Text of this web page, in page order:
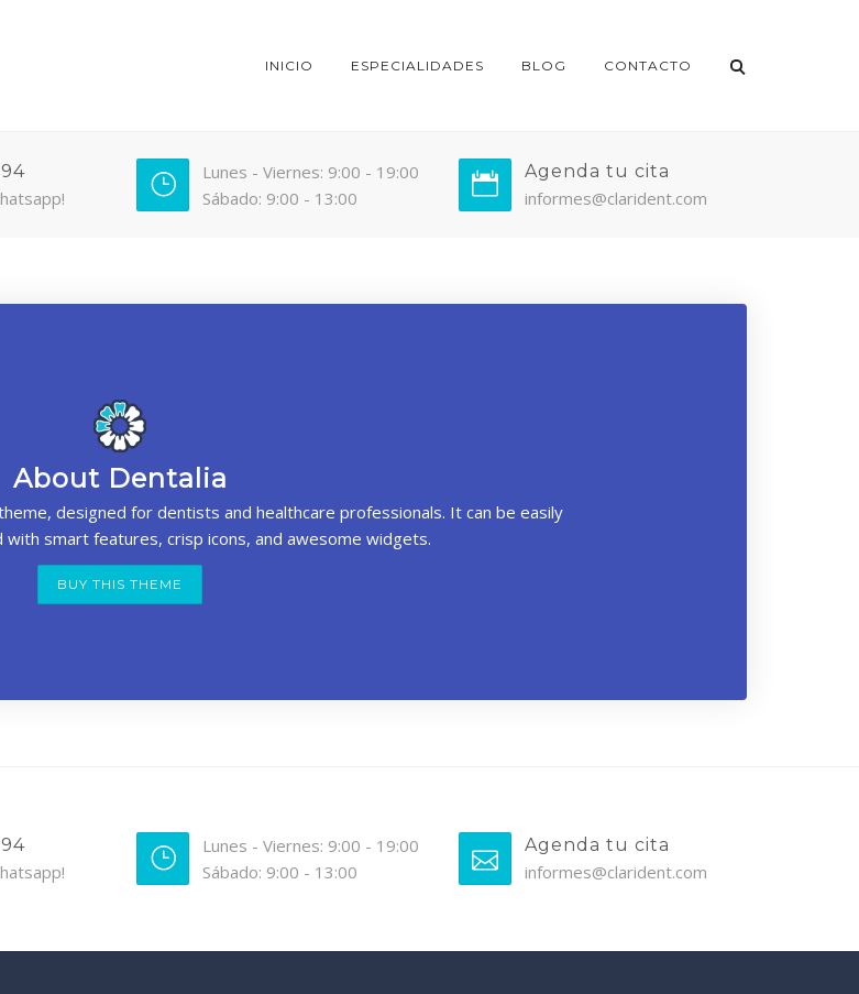
INICIO ESPECIALIDADES BLOG CONTACTO
Lunes - Viernes: 9:00 - 19:00
Sábado: 9:00 - 13:00
Agenda tu cita
informes@clarident.com
About Dentalia
designed for dentists and healthcare professionals. It can be easily
with smart features, crisp icons, and awesome widgets.
BUY THIS THEME
Lunes - Viernes: 9:00 - 19:00
Sábado: 9:00 - 13:00
Agenda tu cita
informes@clarident.com